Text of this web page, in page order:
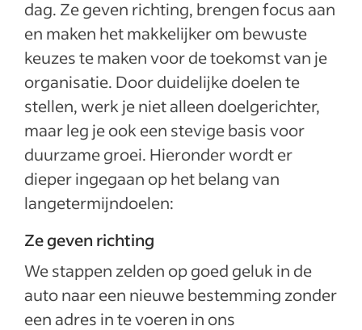
dag. Ze geven richting, brengen focus aan
en maken het makkelijker om bewuste
keuzes te maken voor de toekomst van je
organisatie. Door duidelijke doelen te
stellen, werk je niet alleen doelgerichter,
maar leg je ook een stevige basis voor
duurzame groei. Hieronder wordt er
dieper ingegaan op het belang van
langetermijndoelen:
Ze geven richting
We stappen zelden op goed geluk in de
auto naar een nieuwe bestemming zonder
een adres in te voeren in ons